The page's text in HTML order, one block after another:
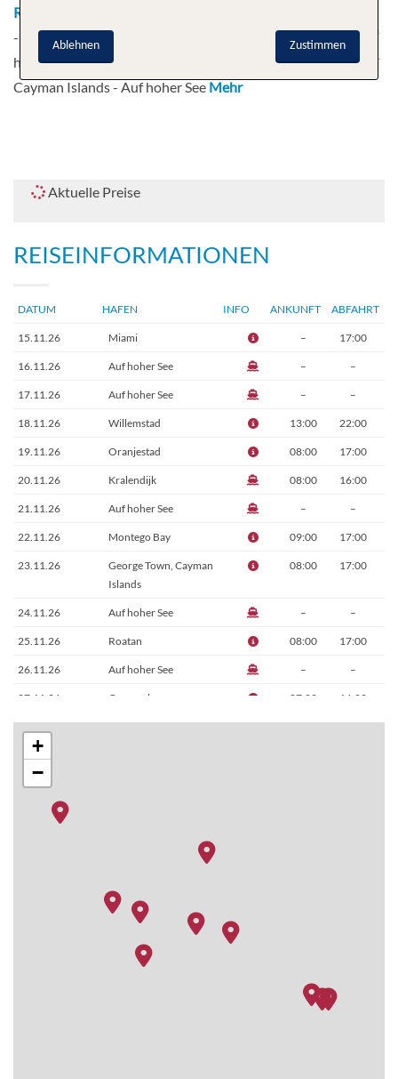
Route
- Willemstad - Oranjestad - Kralendijk - Auf
hoher See - Montego Bay - George Town,
Cayman Islands - Auf hoher See Mehr
Aktuelle Preise
REISEINFORMATIONEN
DATUM HAFEN INFO ANKUNFT ABFAHRT
15.11.26 Miami – 17:00
16.11.26 Auf hoher See – –
17.11.26 Auf hoher See – –
18.11.26 Willemstad 13:00 22:00
19.11.26 Oranjestad 08:00 17:00
20.11.26 Kralendijk 08:00 16:00
21.11.26 Auf hoher See – –
22.11.26 Montego Bay 09:00 17:00
23.11.26
George Town, Cayman
Islands
08:00 17:00
24.11.26 Auf hoher See – –
25.11.26 Roatan 08:00 17:00
26.11.26 Auf hoher See – –
27.11.26 Cozumel 07:00 16:00
28.11.26 Progreso 10:00 18:00
29.11.26
30.11.26
+
−
Zustimmen
Ablehnen